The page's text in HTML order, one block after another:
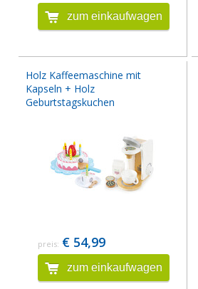
zum einkaufwagen
Holz Kaffeemaschine mit
Kapseln + Holz
Geburtstagskuchen
preis: € 54,99
zum einkaufwagen